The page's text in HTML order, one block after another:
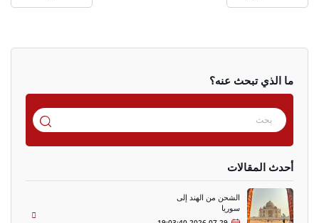
ما الذي تبحث عنه؟
أحدث المقالات
الشحن من الهند إلى
سوريا